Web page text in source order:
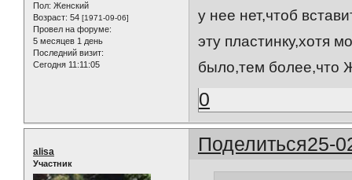
Пол: Женский
Возраст: 54 [1971-09-06]
Провел на форуме:
5 месяцев 1 день
Последний визит:
Сегодня 11:11:05
у нее нет,чтоб
эту пластинку,хотя
было,тем более,что
0
Поделиться25-
alisa
Участник